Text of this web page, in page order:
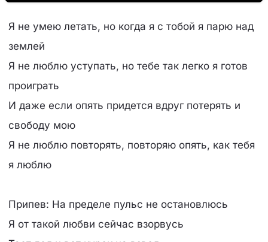
Я не умею летать, но когда я с тобой я парю над
землей
Я не люблю уступать, но тебе так легко я готов
проиграть
И даже если опять придется вдруг потерять и
свободу мою
Я не люблю повторять, повторяю опять, как тебя
я люблю
Припев: На пределе пульс не остановлюсь
Я от такой любви сейчас взорвусь